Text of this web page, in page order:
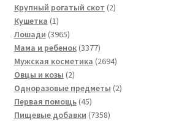
товара
Крупный рогатый скот 22
Кушетка 11
товар
Лошади 39653965
товаров
Мама и ребенок 33773377
товаров
Мужская косметика 26942694
Овцы и козы 22
товара
Одноразовые предметы 22
Первая помощь 4545
товаров
Пищевые добавки 73587358